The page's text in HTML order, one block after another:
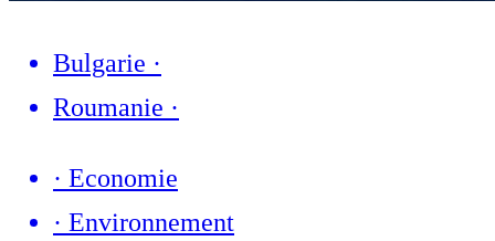
Bulgarie ·
Roumanie ·
· Economie
· Environnement